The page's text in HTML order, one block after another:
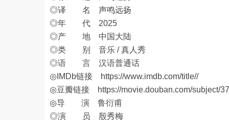
◎译 名 声鸣远扬
◎年 代 2025
◎产 地 中国大陆
◎类 别 音乐 / 真人秀
◎语 言 汉语普通话
◎IMDb链接
https://www.imdb.com/title//
◎豆瓣链接
https://movie.douban.com/subject/
◎导 演 鲁衍甫
◎演 员 殷秀梅